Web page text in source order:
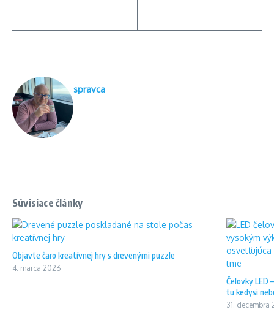
spravca
Súvisiace články
Objavte čaro kreatívnej hry s drevenými puzzle
4. marca 2026
Čelovky LED
tu kedysi
31. decembra